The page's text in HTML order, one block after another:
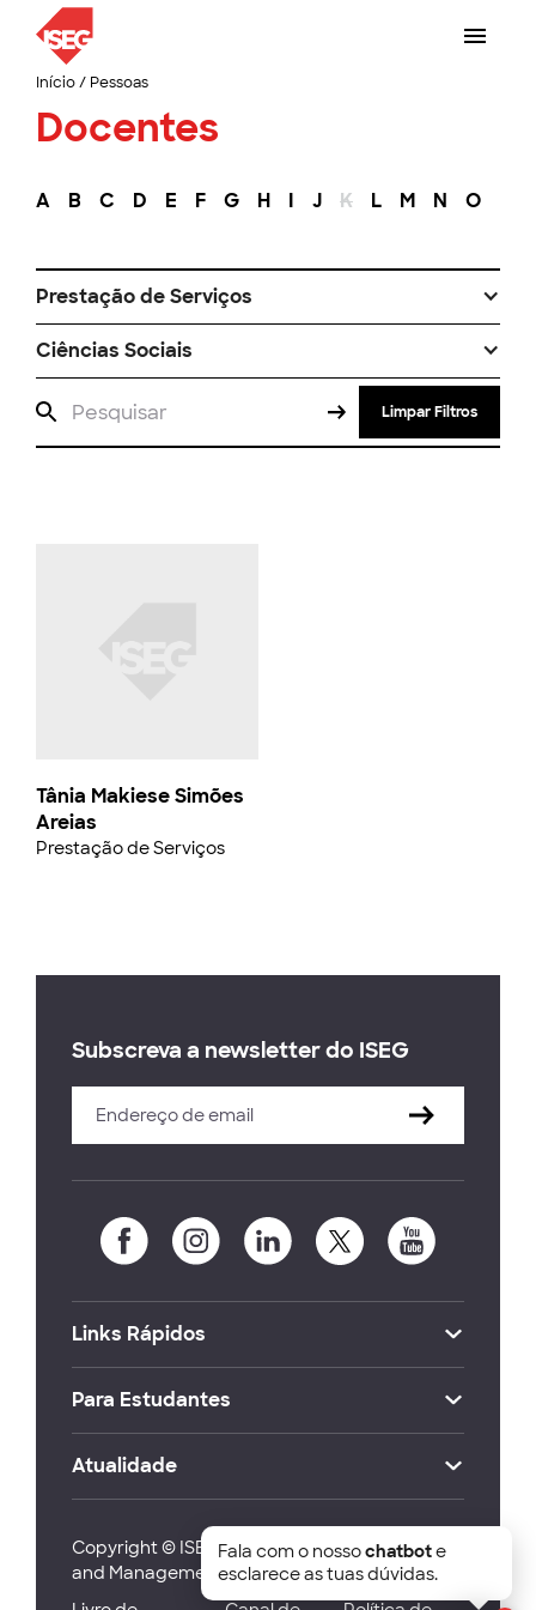
Início/ Pessoas
Docentes
A B C D E F G H I J K L M N O
Prestação de Serviços
Ciências Sociais
Limpar Filtros
Tânia Makiese Simões
Areias
Prestação de Serviços
Subscreva a newsletter do ISEG
Links Rápidos
Para Estudantes
Atualidade
Copyright © ISEG Lisbon School of Economics
and Management 2026
Fala com o nossochatbote
esclarece as tuas dúvidas.